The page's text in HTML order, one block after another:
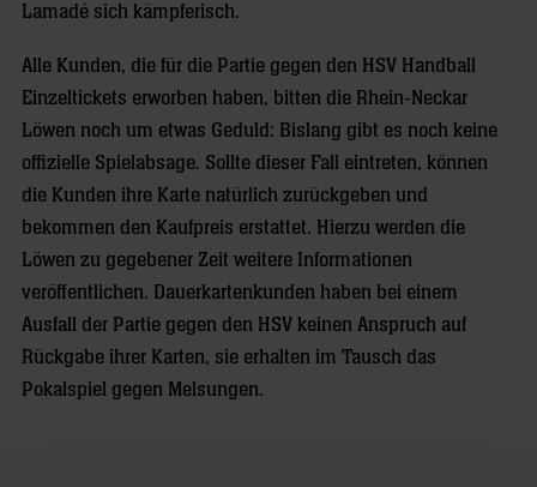
Lamadé sich kämpferisch.
Alle Kunden, die für die Partie gegen den HSV Handball
Einzeltickets erworben haben, bitten die Rhein-Neckar
Löwen noch um etwas Geduld: Bislang gibt es noch keine
offizielle Spielabsage. Sollte dieser Fall eintreten, können
die Kunden ihre Karte natürlich zurückgeben und
bekommen den Kaufpreis erstattet. Hierzu werden die
Löwen zu gegebener Zeit weitere Informationen
veröffentlichen. Dauerkartenkunden haben bei einem
Ausfall der Partie gegen den HSV keinen Anspruch auf
Rückgabe ihrer Karten, sie erhalten im Tausch das
Pokalspiel gegen Melsungen.